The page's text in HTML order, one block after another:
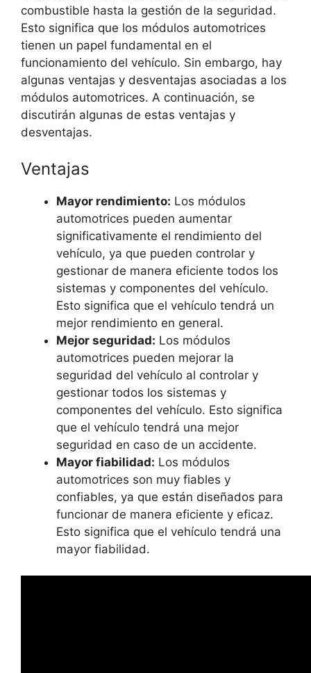
combustible hasta la gestión de la seguridad.
Esto significa que los módulos automotrices
tienen un papel fundamental en el
funcionamiento del vehículo. Sin embargo, hay
algunas ventajas y desventajas asociadas a los
módulos automotrices. A continuación, se
discutirán algunas de estas ventajas y
desventajas.
Ventajas
Mayor rendimiento: Los módulos
automotrices pueden aumentar
significativamente el rendimiento del
vehículo, ya que pueden controlar y
gestionar de manera eficiente todos los
sistemas y componentes del vehículo.
Esto significa que el vehículo tendrá un
mejor rendimiento en general.
Mejor seguridad: Los módulos
automotrices pueden mejorar la
seguridad del vehículo al controlar y
gestionar todos los sistemas y
componentes del vehículo. Esto significa
que el vehículo tendrá una mejor
seguridad en caso de un accidente.
Mayor fiabilidad: Los módulos
automotrices son muy fiables y
confiables, ya que están diseñados para
funcionar de manera eficiente y eficaz.
Esto significa que el vehículo tendrá una
mayor fiabilidad.